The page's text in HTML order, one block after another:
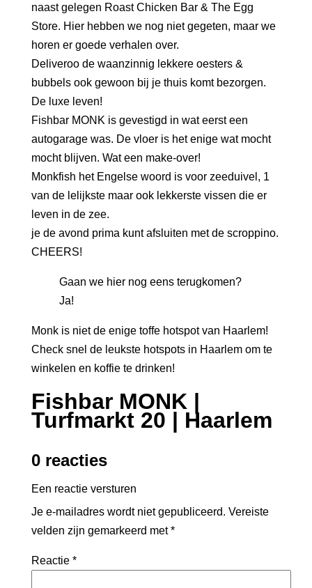
naast gelegen Roast Chicken Bar & The Egg
Store. Hier hebben we nog niet gegeten, maar we
horen er goede verhalen over.
Deliveroo de waanzinnig lekkere oesters &
bubbels ook gewoon bij je thuis komt bezorgen.
De luxe leven!
Fishbar MONK is gevestigd in wat eerst een
autogarage was. De vloer is het enige wat mocht
mocht blijven. Wat een make-over!
Monkfish het Engelse woord is voor zeeduivel, 1
van de lelijkste maar ook lekkerste vissen die er
leven in de zee.
je de avond prima kunt afsluiten met de scroppino.
CHEERS!
Gaan we hier nog eens terugkomen?
Ja!
Monk is niet de enige toffe hotspot van Haarlem!
Check snel de leukste hotspots in Haarlem om te
winkelen en koffie te drinken!
Fishbar MONK |
Turfmarkt 20 | Haarlem
0 reacties
Een reactie versturen
Je e-mailadres wordt niet gepubliceerd. Vereiste
velden zijn gemarkeerd met*
Reactie *